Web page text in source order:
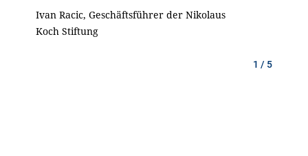
Ivan Racic, Geschäftsführer der Nikolaus
Koch Stiftung
1 / 5